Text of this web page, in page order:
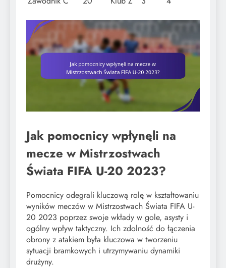
Jak pomocnicy wpłynęli na
mecze w Mistrzostwach
Świata FIFA U-20 2023?
Pomocnicy odegrali kluczową rolę w kształtowaniu
wyników meczów w Mistrzostwach Świata FIFA U-
20 2023 poprzez swoje wkłady w gole, asysty i
ogólny wpływ taktyczny. Ich zdolność do łączenia
obrony z atakiem była kluczowa w tworzeniu
sytuacji bramkowych i utrzymywaniu dynamiki
drużyny.